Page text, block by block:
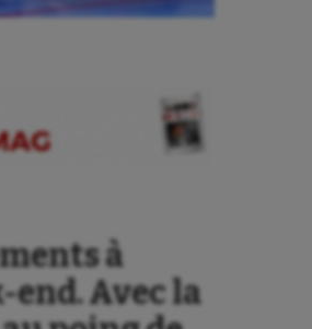
à
end. Avec la